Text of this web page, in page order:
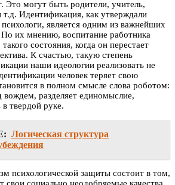
Это могут быть родители, учитель,
т.д. Идентификация, как утверждали
является одним из важнейших
По их мнению, воспитание работника
состояния, когда он перестает
К счастью, такую степень
наши идеологии реализовать не
человек теряет свою
в полном смысле слова роботом:
вождем, разделяет единомыслие,
твердой руке.
Логическая структура
психологической защиты состоит в том,